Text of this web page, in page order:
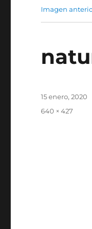
Imagen
Publicado
15 enero, 2020
Tamaño
640 × 427